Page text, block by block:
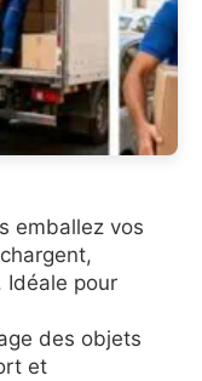
emballez vos
pour
des objets
et